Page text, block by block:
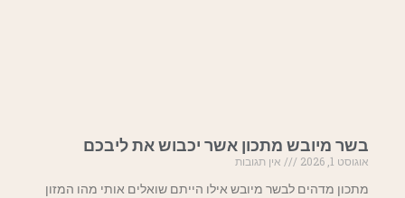
בשר מיובש מתכון אשר יכבוש את ליבכם
אוגוסט 1, 2026
אין תגובות
מתכון מדהים לבשר מיובש אילו הייתם שואלים אותי מהו המזון